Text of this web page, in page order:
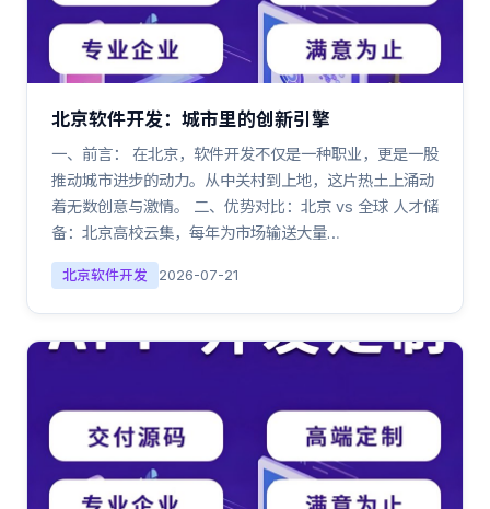
北京软件开发：城市里的创新引擎
一、前言： 在北京，软件开发不仅是一种职业，更是一股
推动城市进步的动力。从中关村到上地，这片热土上涌动
着无数创意与激情。 二、优势对比：北京 vs 全球 人才储
备：北京高校云集，每年为市场输送大量…
北京软件开发 2026-07-21